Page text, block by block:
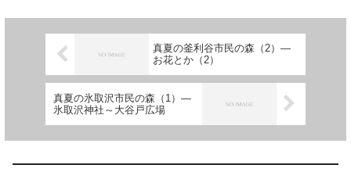
真夏の釜利谷市民の森（2）―
お花とか（2）
真夏の氷取沢市民の森（1）―
氷取沢神社～大谷戸広場